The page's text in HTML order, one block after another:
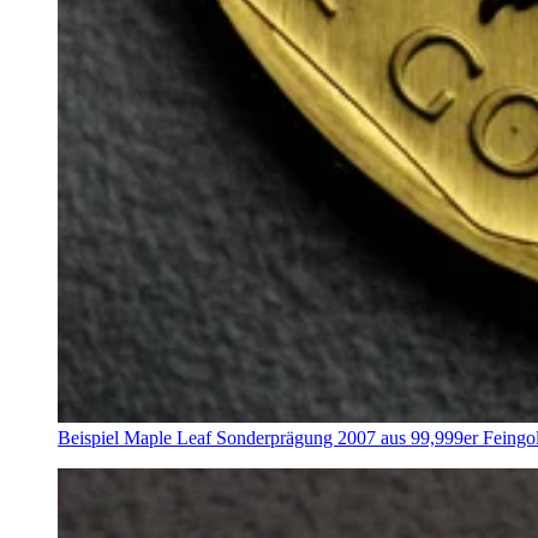
Beispiel Maple Leaf Sonderprägung 2007 aus 99,999er